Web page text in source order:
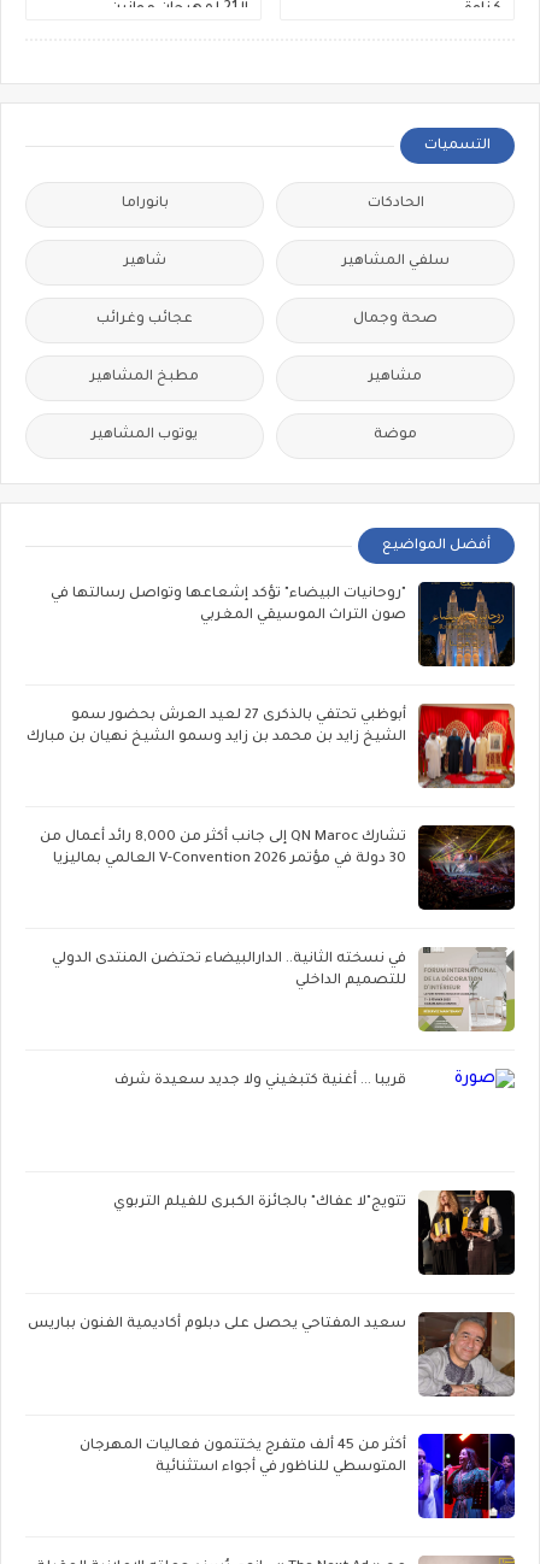
كناوة الـ21 لمهرجان موازين
التسميات
الحادكات بانوراما
سلفي المشاهير شاهير
صحة وجمال عجائب وغرائب
مشاهير مطبخ المشاهير
موضة يوتوب المشاهير
أفضل المواضيع
"روحانيات البيضاء" تؤكد إشعاعها وتواصل رسالتها في
صون التراث الموسيقي المغربي
أبوظبي تحتفي بالذكرى 27 لعيد العرش بحضور سمو
الشيخ زايد بن محمد بن زايد وسمو الشيخ نهيان بن مبارك
تشارك QN Maroc إلى جانب أكثر من 8,000 رائد أعمال من
30 دولة في مؤتمر V-Convention 2026 العالمي بماليزيا
في نسخته الثانية.. الدارالبيضاء تحتضن المنتدى الدولي
للتصميم الداخلي
قريبا ... أغنية كتبغيني ولا جديد سعيدة شرف
تتويج"لا عفاك" بالجائزة الكبرى للفيلم التربوي
سعيد المفتاحي يحصل على دبلوم أكاديمية الفنون بباريس
أكثر من 45 ألف متفرج يختتمون فعاليات المهرجان
المتوسطي للناظور في أجواء استثنائية